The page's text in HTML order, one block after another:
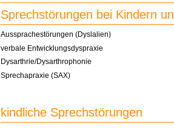
Sprechstörungen bei Kindern
Aussprachestörungen (Dyslalien)
verbale Entwicklungsdyspraxie
Dysarthrie/Dysarthrophonie
Sprechapraxie (SAX)
kindliche Sprechstörungen